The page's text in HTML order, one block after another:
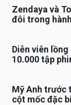
Zendaya và
đôi trong
Diễn viên
10.000 tập
Mỹ Anh trước
cột mốc đặc